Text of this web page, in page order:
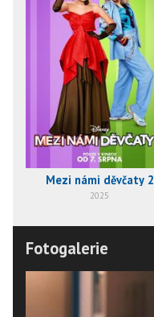
Mezi námi děvčaty 2
2025
Fotogalerie